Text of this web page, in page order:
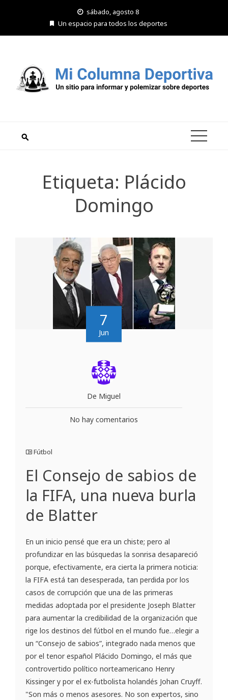
sábado, agosto 8
Un espacio para todos los deportes
Etiqueta: Plácido
Domingo
7
Jun
De Miguel
No hay comentarios
Fútbol
El Consejo de sabios de
la FIFA, una nueva burla
de Blatter
En un inicio pensé que era un chiste; pero al
profundizar en las búsquedas la sonrisa desapareció
porque, efectivamente, era cierta la primera noticia:
la FIFA está tan desesperada, tan perdida por los
casos de corrupción que una de las primeras
medidas adoptada por el presidente Joseph Blatter
para aumentar la credibilidad de la organización que
rige los destinos del fútbol en el mundo fue…elegir a
un “Consejo de sabios”, integrado nada menos que
por el tenor español Plácido Domingo, el más que
controvertido político norteamericano Henry
Kissinger y por el ex-futbolista holandés Johan Cruyff.
"Son más o menos asesores. No son expertos, sino